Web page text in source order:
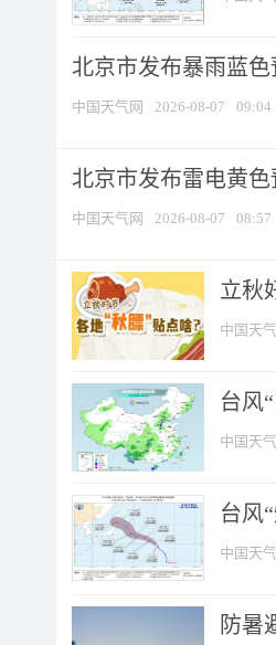
北京市发布暴雨蓝
中国天气网 2026-08-07 09:04
北京市发布雷电黄
中国天气网 2026-08-07 08:57
立秋
中国天
台风
中国天
台风
中国天
防暑